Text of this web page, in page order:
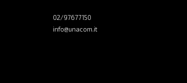
02/97677150
info@unacom.it